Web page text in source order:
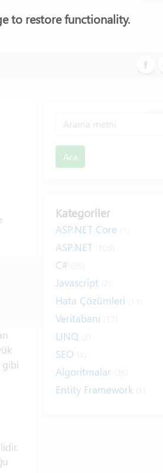
gibi
Ara
Kategoriler
ASP.NET Core
ASP.NET
C#
Javascript
Hata Çözümleri
Veritabanı
LINQ
SEO
Algoritmalar
Entity Framework
to restore functionality.